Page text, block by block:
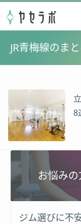
JR青梅線のま
8
お悩み
ジム選びに不